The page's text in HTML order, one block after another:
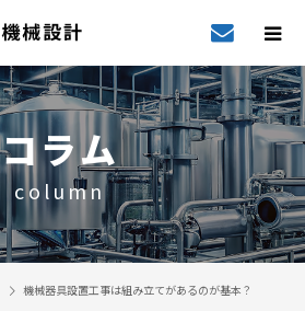
コラム
column
機械器具設置工事は組み立てがあるのが基本？